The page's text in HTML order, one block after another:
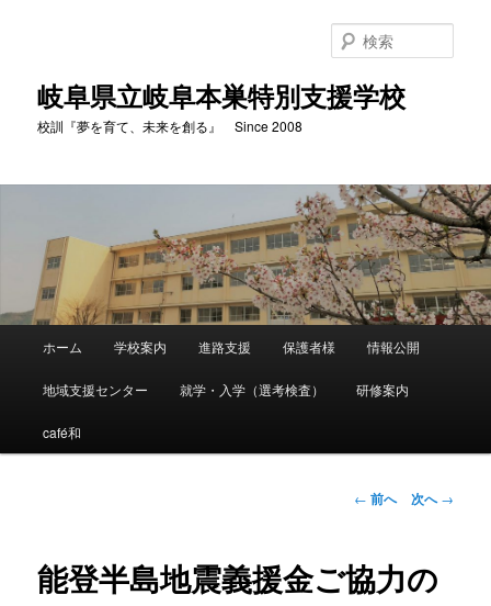
岐阜県立岐阜本巣特別支援学校
校訓『夢を育て、未来を創る』 Since 2008
索
ュ
メ
イ
ン
テ
ホーム 学校案内 進路支援 保護者様 情報公開
地域支援センター 就学・入学（選考検査） 研修案内
café和
投
ビ
ゲ
← 前へ 次へ→
能登半島地震義援金ご協力の